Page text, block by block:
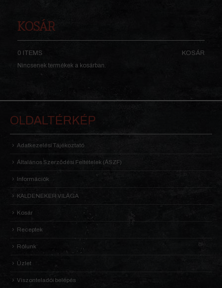
KOSÁR
0 ITEMS
KOSÁR
Nincsenek termékek a kosárban.
OLDALTÉRKÉP
Adatkezelési Tájékoztató
Általános Szerződési Feltételek (ÁSZF)
Információk
KALDENEKER VILÁGA
Kosár
Receptek
Rólunk
Üzlet
Viszonteladói belépés